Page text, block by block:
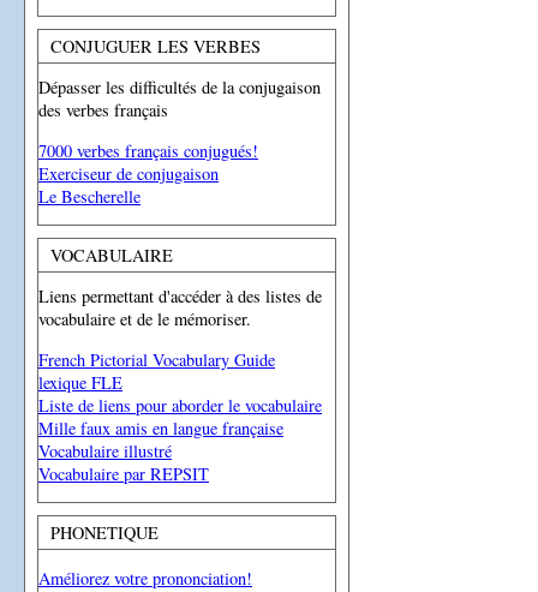
CONJUGUER LES VERBES
Dépasser les difficultés de la conjugaison
des verbes français
7000 verbes français conjugués!
Exerciseur de conjugaison
Le Bescherelle
VOCABULAIRE
Liens permettant d'accéder à des listes de
vocabulaire et de le mémoriser.
French Pictorial Vocabulary Guide
lexique FLE
Liste de liens pour aborder le vocabulaire
Mille faux amis en langue française
Vocabulaire illustré
Vocabulaire par REPSIT
PHONETIQUE
Améliorez votre prononciation!